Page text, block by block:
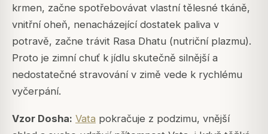
krmen, začne spotřebovávat vlastní tělesné tkáně,
vnitřní oheň, nenacházející dostatek paliva v
potravě, začne trávit Rasa Dhatu (nutriční plazmu).
Proto je zimní chuť k jídlu skutečně silnější a
nedostatečné stravování v zimě vede k rychlému
vyčerpání.
Vzor Dosha: Vata pokračuje z podzimu, vnější